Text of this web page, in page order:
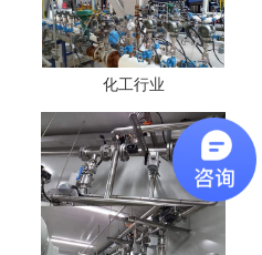
化工行业